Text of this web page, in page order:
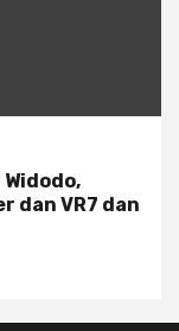
dan VR7 dan